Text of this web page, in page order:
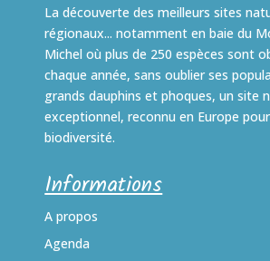
La découverte des meilleurs sites
régionaux... notamment en baie du
Michel où plus de 250 espèces sont
chaque année, sans oublier ses
grands dauphins et phoques, un site
exceptionnel, reconnu en Europe
biodiversité.
Informations
A propos
Agenda